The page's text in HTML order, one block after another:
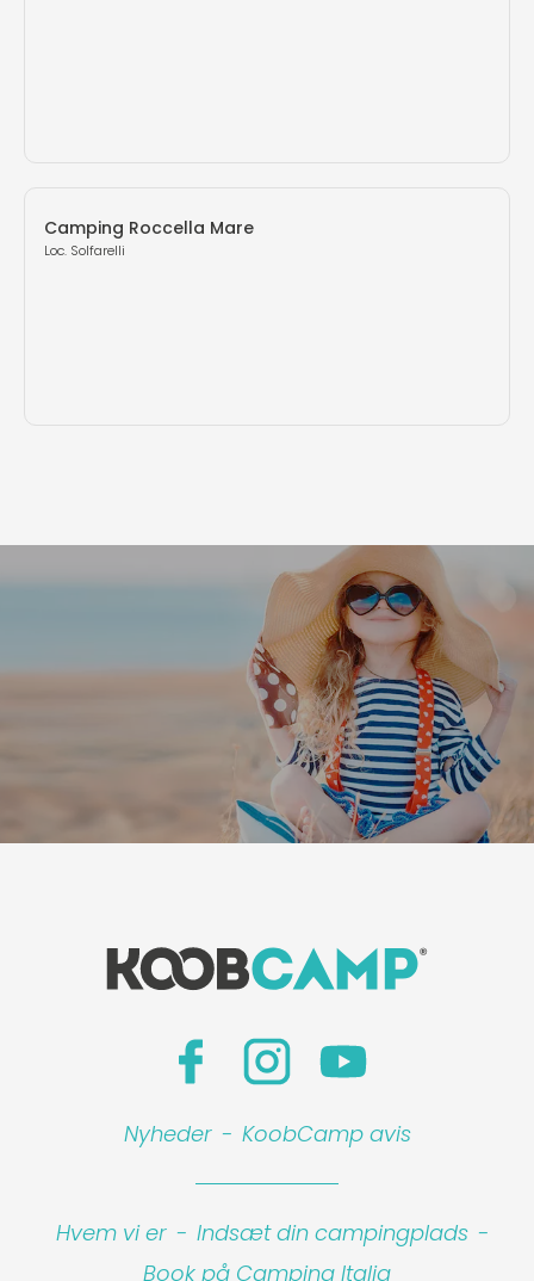
Camping Roccella Mare
Loc. Solfarelli
Nyheder - KoobCamp avis
Hvem vi er - Indsæt din campingplads -
Book på Camping Italia